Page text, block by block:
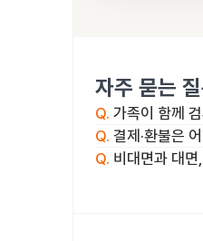
자주 묻는
Q. 가족이 함께
Q. 결제·환불은
Q. 비대면과 대